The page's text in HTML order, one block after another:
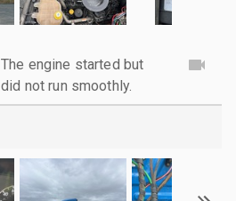
The engine started but
did not run smoothly.